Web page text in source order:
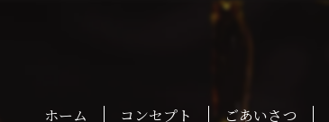
ホーム コンセプト ごあいさつ